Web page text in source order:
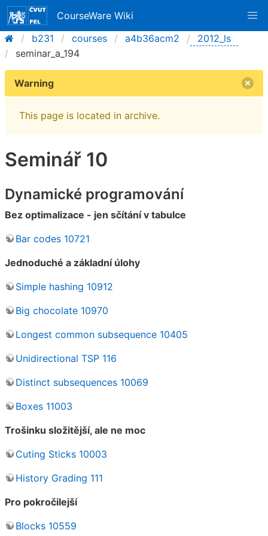
CourseWare Wiki
b231
courses a4b36acm2
2012_ls
seminar_a_194
Warning
This page is located in archive.
Seminář 10
Dynamické programování
Bez optimalizace - jen sčítání v tabulce
Bar codes 10721
Jednoduché a základní úlohy
Simple hashing 10912
Big chocolate 10970
Longest common subsequence 10405
Unidirectional TSP 116
Distinct subsequences 10069
Boxes 11003
Trošinku složitější, ale ne moc
Cuting Sticks 10003
History Grading 111
Pro pokročilejší
Blocks 10559